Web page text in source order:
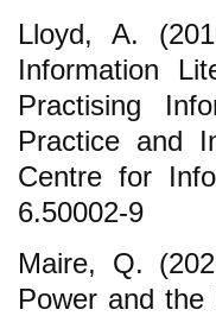
Lloyd, A.
Information
Practising
Practice and
Centre for
6.50002-9
Maire, Q.
Power and the